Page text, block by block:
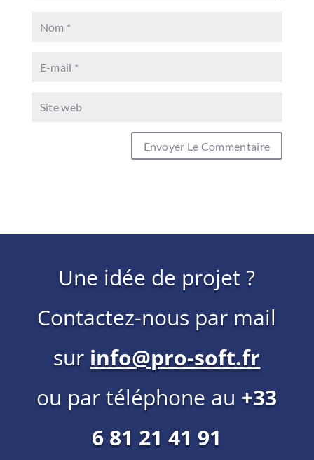
Une idée de projet ?
Contactez-nous par mail
sur info@pro-soft.fr
ou par téléphone au +33
6 81 21 41 91